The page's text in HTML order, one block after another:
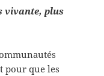
vivante, plus
pour que les